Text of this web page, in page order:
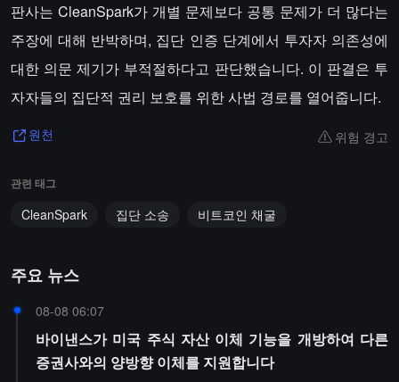
판사는 CleanSpark가 개별 문제보다 공통 문제가 더 많다는
주장에 대해 반박하며, 집단 인증 단계에서 투자자 의존성에
대한 의문 제기가 부적절하다고 판단했습니다. 이 판결은 투
자자들의 집단적 권리 보호를 위한 사법 경로를 열어줍니다.
원천 위험 경고
관련 태그
CleanSpark 집단 소송 비트코인 채굴
주요 뉴스
08-08 06:07
바이낸스가 미국 주식 자산 이체 기능을 개방하여 다른
증권사와의 양방향 이체를 지원합니다